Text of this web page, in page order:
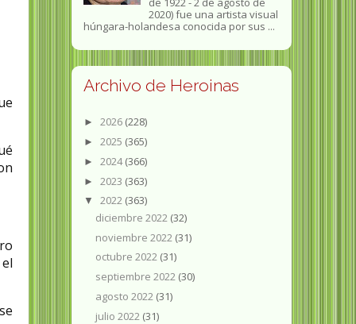
2020) fue una artista visual
húngara-holandesa conocida por sus ...
Archivo de Heroinas
► 2026 (228)
► 2025 (365)
► 2024(366)
► 2023 (363)
▼ 2022 (363)
diciembre 2022 (32)
noviembre 2022 (31)
octubre 2022 (31)
septiembre 2022 (30)
agosto 2022 (31)
julio 2022 (31)